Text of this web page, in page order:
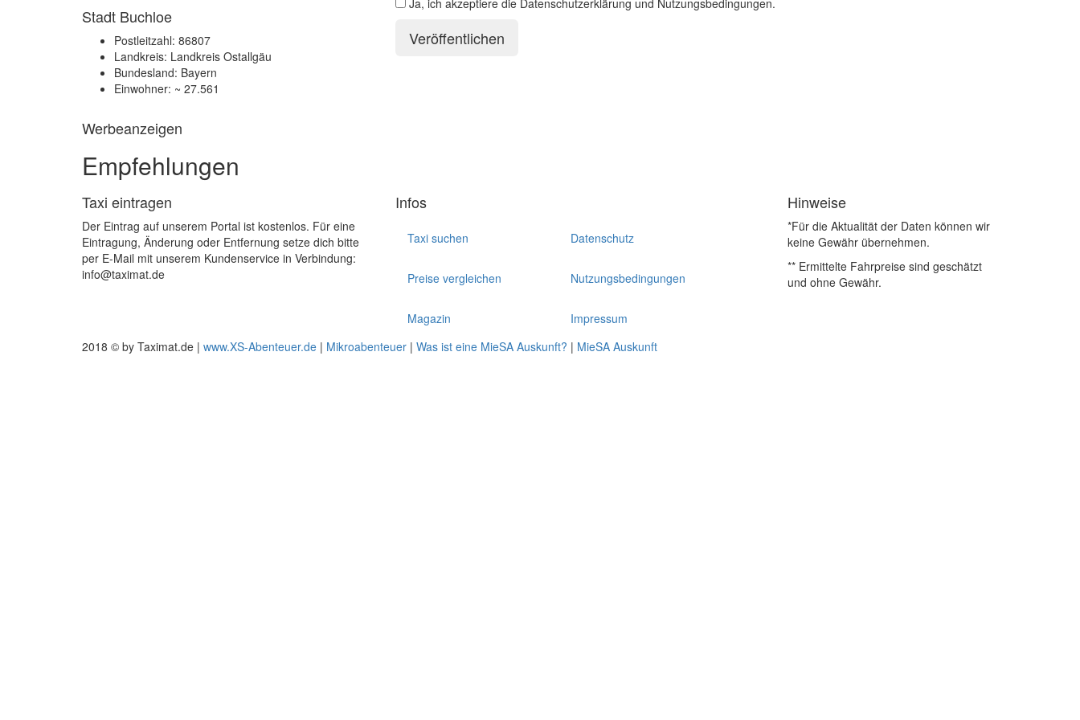
Stadt Buchloe
Postleitzahl: 86807
Landkreis: Landkreis Ostallgäu
Bundesland: Bayern
Einwohner: ~ 27.561
Ja, ich akzeptiere die Datenschutzerklärung und Nutzungsbedingungen.
Werbeanzeigen
Empfehlungen
Taxi eintragen
Der Eintrag auf unserem Portal ist kostenlos. Für eine
Eintragung, Änderung oder Entfernung setze dich bitte
per E-Mail mit unserem Kundenservice in Verbindung:
info@taximat.de
Infos
Taxi suchen
Preise vergleichen
Magazin
Datenschutz
Nutzungsbedingungen
Impressum
Hinweise
*Für die Aktualität der Daten können wir
keine Gewähr übernehmen.
** Ermittelte Fahrpreise sind geschätzt
und ohne Gewähr.
2018 © by Taximat.de | www.XS-Abenteuer.de | Mikroabenteuer | Was ist eine MieSA Auskunft? | MieSA Auskunft